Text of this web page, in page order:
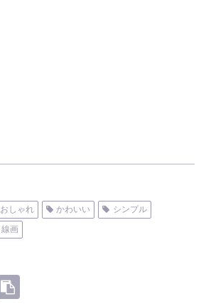
おしゃれ かわいい
シンプル
線画